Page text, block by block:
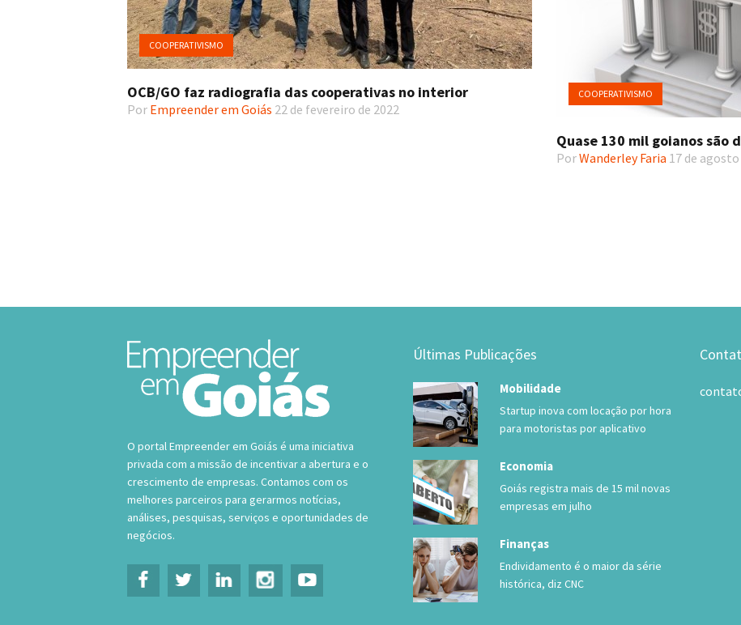
COOPERATIVISMO
OCB/GO faz radiografia das cooperativas no interior
Por Empreender em Goiás 22 de fevereiro de 2022
COOPERATIVISMO
Quase 130 mil goianos são
PorWanderley Faria 17 de
O portal Empreender em Goiás é uma iniciativa
privada com a missão de incentivar a abertura e o
crescimento de empresas. Contamos com os
melhores parceiros para gerarmos notícias,
análises, pesquisas, serviços e oportunidades de
negócios.
Últimas Publicações
Mobilidade
Startup inova com locação por hora
para motoristas por aplicativo
Economia
Goiás registra mais de 15 mil novas
empresas em julho
Finanças
Endividamento é o maior da série
histórica, diz CNC